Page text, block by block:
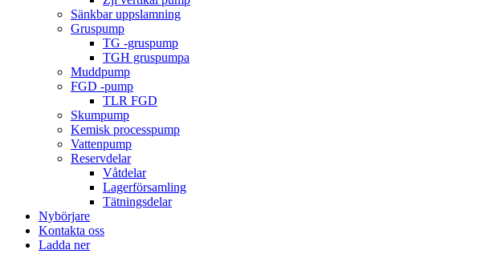
Sänkbar uppslamning
Gruspump
TG -gruspump
TGH gruspumpa
Muddpump
FGD -pump
TLR FGD
Skumpump
Kemisk processpump
Vattenpump
Reservdelar
Våtdelar
Lagerförsamling
Tätningsdelar
Nybörjare
Kontakta oss
Ladda ner